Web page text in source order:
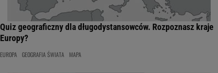
Quiz geograficzny dla długodystansowców. Rozpoznasz kraje
Europy?
EUROPA GEOGRAFIA ŚWIATA MAPA